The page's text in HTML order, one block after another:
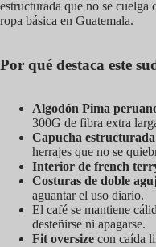
estructurada que no se cuelga
ropa básica en Guatemala.
Por qué destaca este
Algodón Pima
300G de fibra extra
Capucha estructurada
herrajes que no se
Interior de french
Costuras de doble
aguantar el uso diario.
El café se mantiene
desteñirse ni apagarse.
Fit oversize con caída